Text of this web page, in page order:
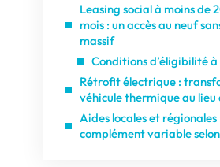
Leasing social à moins de
mois : un accès au neuf
massif
Conditions d’éligibilité
Rétrofit électrique :
véhicule thermique au lieu
Aides locales et régionales
complément variable